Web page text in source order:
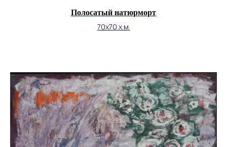
Полосатый натюрморт
70х70 х.м.